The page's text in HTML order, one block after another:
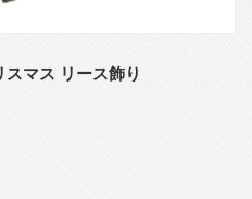
マス リース飾り